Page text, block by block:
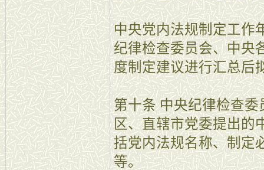
中央党内法规制定工作
纪律检查委员会、中央
度制定建议进行汇总后
第十条 中央纪律检查
区、直辖市党委提出的
括党内法规名称、制定
等。